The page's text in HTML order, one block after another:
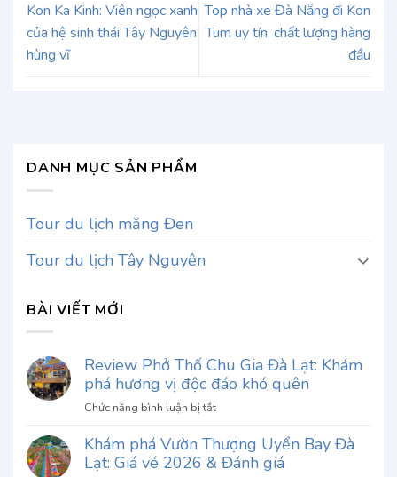
Kon Ka Kinh: Viên ngọc xanh
của hệ sinh thái Tây Nguyên
hùng vĩ
Top nhà xe Đà Nẵng đi Kon
Tum uy tín, chất lượng hàng
đầu
DANH MỤC SẢN PHẨM
Tour du lịch măng Đen
Tour du lịch Tây Nguyên
BÀI VIẾT MỚI
Review Phở Thố Chu Gia Đà Lạt: Khám
phá hương vị độc đáo khó quên
Chức năng bình luận bị tắtở
Phở
Thố
Khám phá Vườn Thượng Uyển Bay Đà
Lạt: Giá vé 2026 & Đánh giá